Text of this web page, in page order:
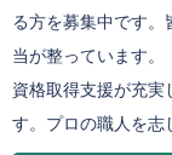
る方を募集中です
当が整っています。
資格取得支援が充実
す。プロの職人を志